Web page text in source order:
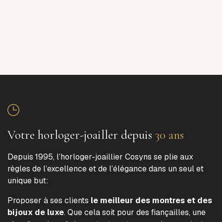
Votre horloger-joailler depuis 30 ans
Depuis 1995, l’horloger-joaillier Cosyns se plie aux
règles de l’excellence et de l’élégance dans un seul et
unique but:
Proposer à ses clients le meilleur des montres et des
bijoux de luxe. Que cela soit pour des fiançailles, une